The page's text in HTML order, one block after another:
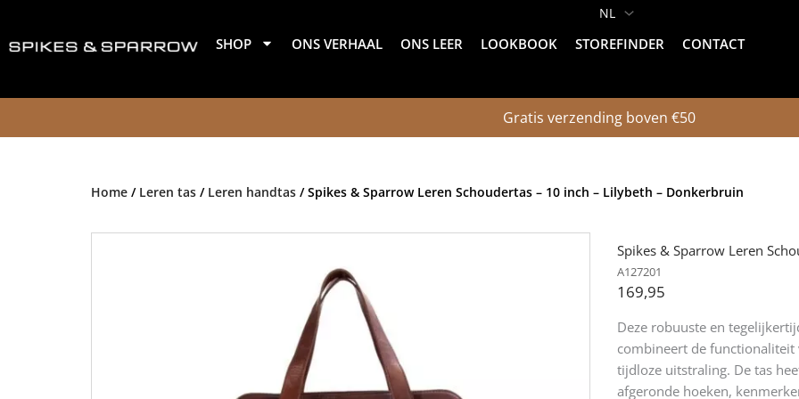
de
SHOP ONS VERHAAL ONS LEER LOOKBOOK STOREFINDER CONTACT
Gratis verzending boven €50
Home / Leren tas / Leren handtas / Spikes & Sparrow Leren Schoudertas – 10 inch – Lilybeth – Donkerbruin
Spikes & Sparrow Leren
A127201
169,95
Deze robuuste en
combineert de
tijdloze uitstraling. De tas
afgeronde hoeken,